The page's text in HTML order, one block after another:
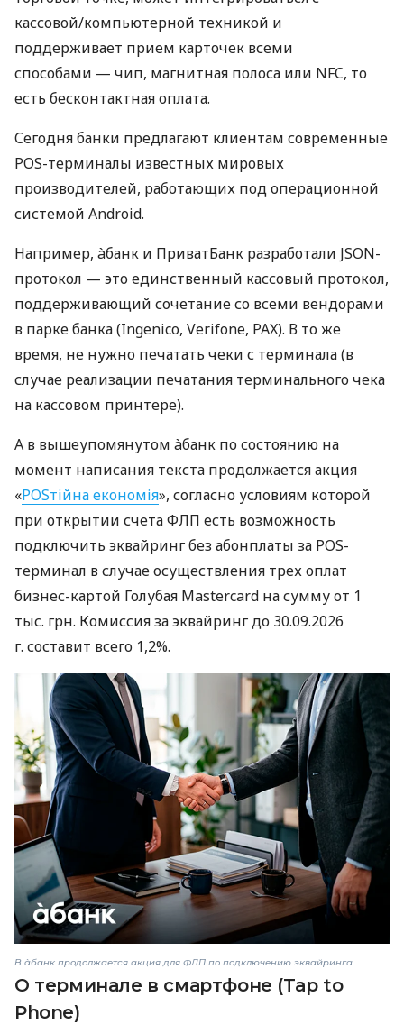
кассовой/компьютерной техникой и
поддерживает прием карточек всеми
способами — чип, магнитная полоса или NFC, то
есть бесконтактная оплата.
Сегодня банки предлагают клиентам современные
POS-терминалы известных мировых
производителей, работающих под операционной
системой Android.
Например, àбанк и ПриватБанк разработали JSON-
протокол — это единственный кассовый протокол,
поддерживающий сочетание со всеми вендорами
в парке банка (Ingenico, Verifone, PAX). В то же
время, не нужно печатать чеки с терминала (в
случае реализации печатания терминального чека
на кассовом принтере).
А в вышеупомянутом àбанк по состоянию на
момент написания текста продолжается акция
«POSтійна економія», согласно условиям которой
при открытии счета ФЛП есть возможность
подключить эквайринг без абонплаты за POS-
терминал в случае осуществления трех оплат
бизнес-картой Голубая Mastercard на сумму от 1
тыс. грн. Комиссия за эквайринг до 30.09.2026
г. составит всего 1,2%.
В àбанк продолжается акция для ФЛП по подключению эквайринга
О терминале в смартфоне (Tap to
Phone)